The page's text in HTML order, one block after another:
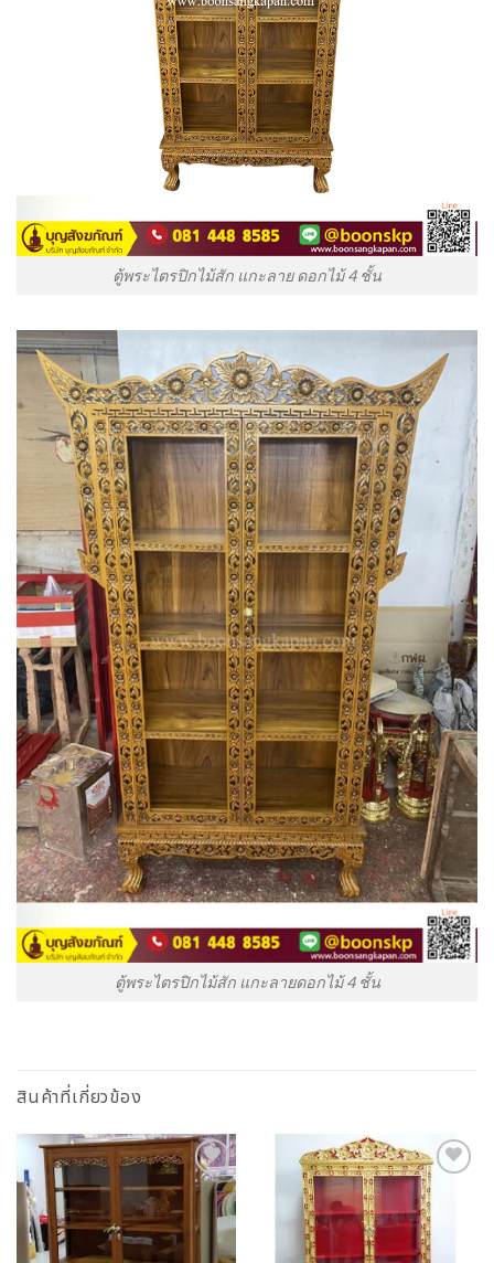
ตู้พระไตรปิกไม้สัก แกะลาย ดอกไม้ 4 ชั้น
ตู้พระไตรปิกไม้สัก แกะลายดอกไม้ 4 ชั้น
สินค้าที่เกี่ยวข้อง
Add to
Wishlist
Add to
Wishlist